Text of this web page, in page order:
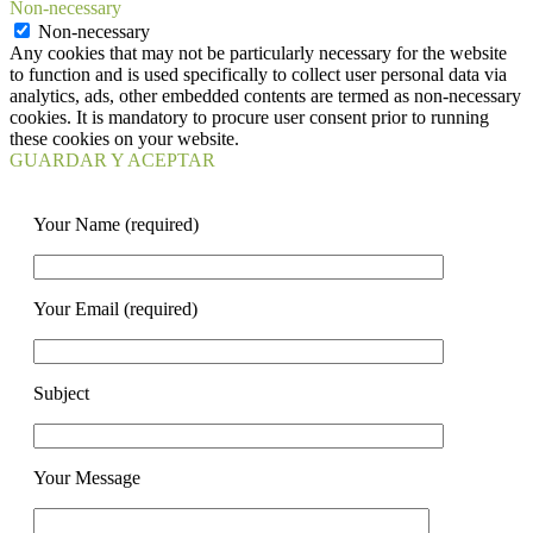
Non-necessary
Non-necessary
Any cookies that may not be particularly necessary for the website
to function and is used specifically to collect user personal data via
analytics, ads, other embedded contents are termed as non-necessary
cookies. It is mandatory to procure user consent prior to running
these cookies on your website.
GUARDAR Y ACEPTAR
Your Name (required)
Your Email (required)
Subject
Your Message